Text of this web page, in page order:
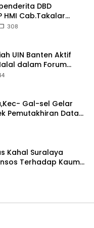
DBD
HMI Cab.Takalar
308
UIN Banten Aktif
dalam Forum
Gal-sel Gelar
Pemutakhiran Data
Kahal Suralaya
Terhadap Kaum
Piatu